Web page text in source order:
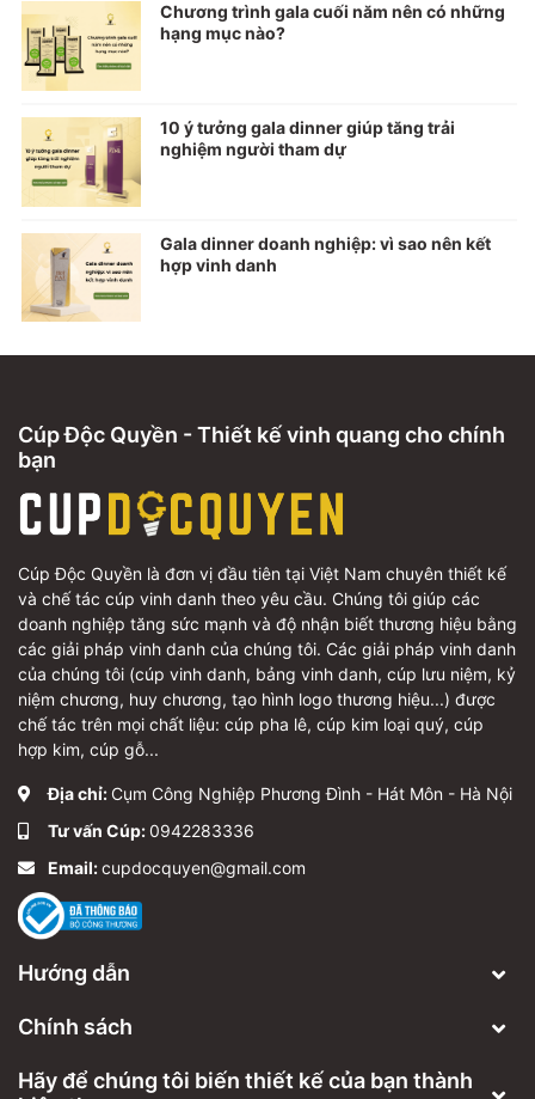
Chương trình gala cuối năm nên có những
hạng mục nào?
10 ý tưởng gala dinner giúp tăng trải
nghiệm người tham dự
Gala dinner doanh nghiệp: vì sao nên kết
hợp vinh danh
Cúp Độc Quyền - Thiết kế vinh quang cho chính
bạn
Cúp Độc Quyền là đơn vị đầu tiên tại Việt Nam chuyên thiết kế
và chế tác cúp vinh danh theo yêu cầu. Chúng tôi giúp các
doanh nghiệp tăng sức mạnh và độ nhận biết thương hiệu bằng
các giải pháp vinh danh của chúng tôi. Các giải pháp vinh danh
của chúng tôi (cúp vinh danh, bảng vinh danh, cúp lưu niệm, kỷ
niệm chương, huy chương, tạo hình logo thương hiệu...) được
chế tác trên mọi chất liệu: cúp pha lê, cúp kim loại quý, cúp
hợp kim, cúp gỗ...
Địa chỉ: Cụm Công Nghiệp Phương Đình - Hát Môn - Hà Nội
Tư vấn Cúp:0942283336
Email:cupdocquyen@gmail.com
Hướng dẫn
Chính sách
Hãy để chúng tôi biến thiết kế của bạn thành